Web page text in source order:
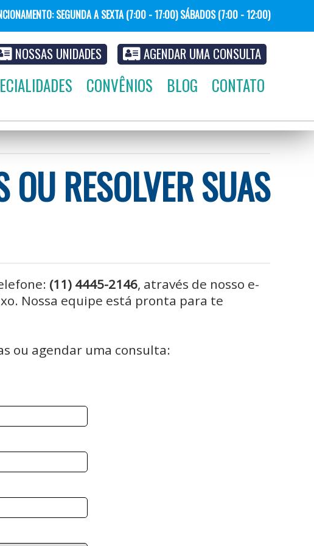
SEGUNDAASEXTA (7:00 - 17:00) SÁBADOS (7:00 - 12:00)
NOSSAS UNIDADES AGENDAR UMA CONSULTA
CONVÊNIOS BLOG CONTATO
OU RESOLVER SUAS
(11) 4445-2146, através de nosso e-
Nossa equipe está pronta para te
ou agendar uma consulta: